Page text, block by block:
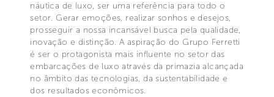
náutica de luxo, ser uma referência para todo o
setor. Gerar emoções, realizar sonhos e desejos,
prosseguir a nossa incansável busca pela qualidade,
inovação e distinção. A aspiração do Grupo Ferretti
é ser o protagonista mais influente no setor das
embarcações de luxo através da primazia alcançada
no âmbito das tecnologias, da sustentabilidade e
dos resultados econômicos.